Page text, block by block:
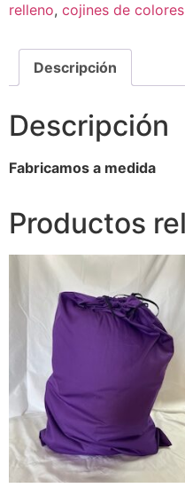
relleno, cojines de
Descripción
Descripción
Fabricamos a medida
Productos